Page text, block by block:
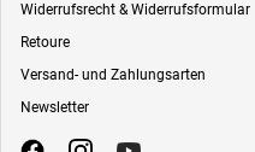
Widerrufsrecht & Widerrufsformular
Retoure
Versand- und Zahlungsarten
Newsletter